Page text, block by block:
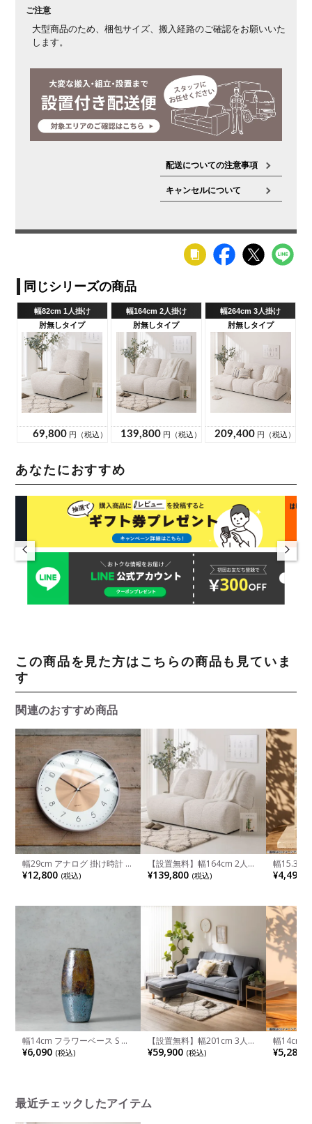
ご注意
大型商品のため、梱包サイズ、搬入経路のご確認をお願いいた
します。
配送についての注意事項
キャンセルについて
あなたにおすすめ
この商品を見た方はこちらの商品も見ていま
す
関連のおすすめ商品
幅29cm アナログ 掛け時計 ノ
ルテ スイープ 静音 壁時計 イ
ンテリア ウォールクロック
完成品
¥12,800 (税込)
【設置無料】幅164cm 2人掛
け ソファ ファブリック 肘な
し ソファー ユニットソファ
ァ 脱着式 シンプルモダン 白
¥139,800 (税込)
幅15.3cm
ィヴェク
ンド 写真
ラウン 完
¥4,490
幅14cm フラワーベース S モ
ザイクガラス 花器 一輪挿し
花入れ ガラス雑貨 オブジェ
¥6,090 (税込)
【設置無料】幅201cm 3人掛
け カウチソファ ファブリッ
ク ソファベッド オットマン
¥59,900 (税込)
幅14cm
レジン フ
け 写真フ
¥5,280
最近チェックしたアイテム